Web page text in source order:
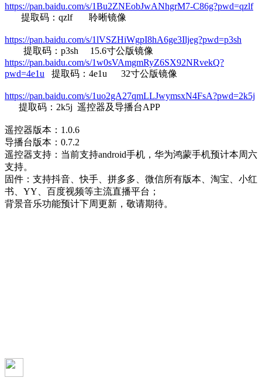
https://pan.baidu.com/s/1Bu2ZNEobJwANhgrM7-C86g?pwd=qzlf
提取码：qzlf 聆晰镜像
https://pan.baidu.com/s/1lVSZHiWgpI8hA6ge3Iljeg?pwd=p3sh
提取码：p3sh 15.6寸公版镜像
https://pan.baidu.com/s/1w0sVAmgmRyZ6SX92NRvekQ?
pwd=4e1u 提取码：4e1u 32寸公版镜像
https://pan.baidu.com/s/1uo2gA27qmLLJwymsxN4FsA?pwd=2k5j
提取码：2k5j 遥控器及导播台APP
遥控器版本：1.0.6
导播台版本：0.7.2
遥控器支持：当前支持android手机，华为鸿蒙手机预计本周六
支持。
固件：支持抖音、快手、拼多多、微信所有版本、淘宝、小红
书、YY、百度视频等主流直播平台；
背景音乐功能预计下周更新，敬请期待。